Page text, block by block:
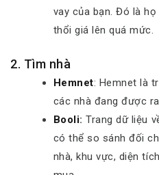
vay của bạn. Đó là
thổi giá lên quá mức.
2. Tìm nhà
Hemnet: Hemnet là
các nhà đang được
Booli: Trang dữ liệu
có thể so sánh đối
nhà, khu vực, diện